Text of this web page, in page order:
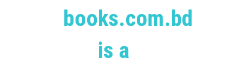
books.com.bd
is a